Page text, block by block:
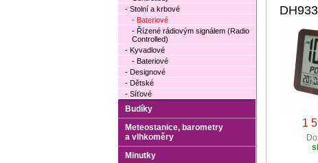
1
- Stolní a krbové
- Bateriové
- Řízené rádiovým signálem (Radio
Controlled)
- Kyvadlové
- Bateriové
- Designové
- Dětské
- Síťové
Budíky
Meteostanice, barometry
a vlhkoměry
Minutky